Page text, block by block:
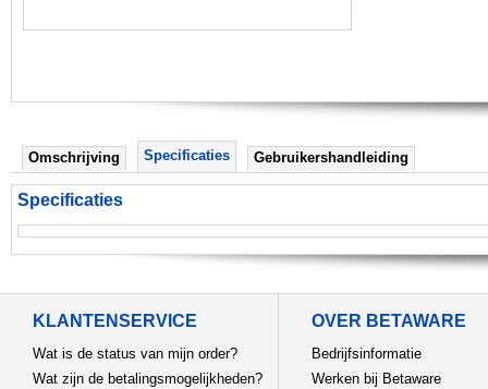
Omschrijving Specificaties Gebruikershandleiding
Specificaties
KLANTENSERVICE
Wat is de status van mijn order?
Wat zijn de betalingsmogelijkheden?
OVER BETAWARE
Bedrijfsinformatie
Werken bij Betaware